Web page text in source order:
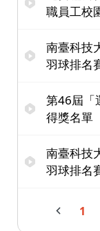
職員工校
南臺科技
羽球排名
第46屆「
得獎名單
南臺科技
羽球排名
1